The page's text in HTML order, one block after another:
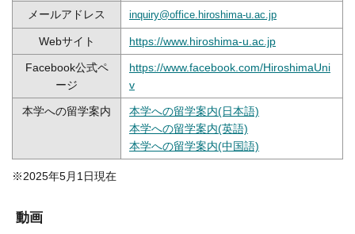
メールアドレス inquiry@office.hiroshima-u.ac.jp
Webサイト https://www.hiroshima-u.ac.jp
Facebook公式ペ
ージ
https://www.facebook.com/HiroshimaUni
v
本学への留学案内
本学への留学案内(日本語)
本学への留学案内(英語)
本学への留学案内(中国語)
※2025年5月1日現在
動画